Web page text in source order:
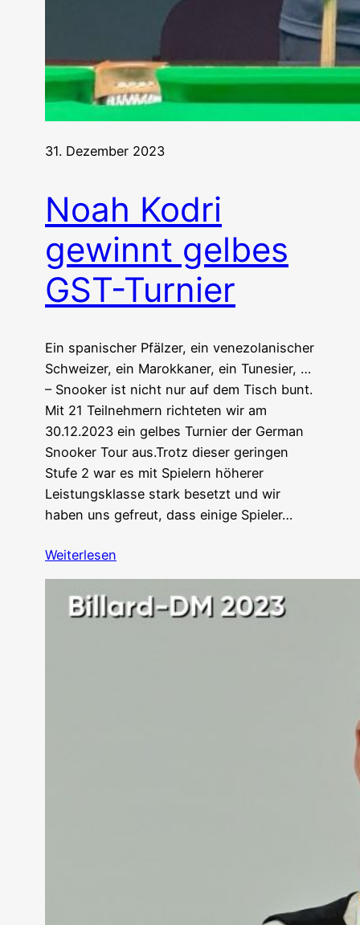
31. Dezember 2023
Noah Kodri
gewinnt gelbes
GST-Turnier
Ein spanischer Pfälzer, ein venezolanischer
Schweizer, ein Marokkaner, ein Tunesier, …
– Snooker ist nicht nur auf dem Tisch bunt.
Mit 21 Teilnehmern richteten wir am
30.12.2023 ein gelbes Turnier der German
Snooker Tour aus.Trotz dieser geringen
Stufe 2 war es mit Spielern höherer
Leistungsklasse stark besetzt und wir
haben uns gefreut, dass einige Spieler…
Weiterlesen